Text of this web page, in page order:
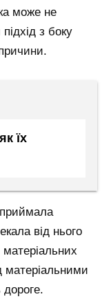
може не
з боку
їх
від нього
матеріальними